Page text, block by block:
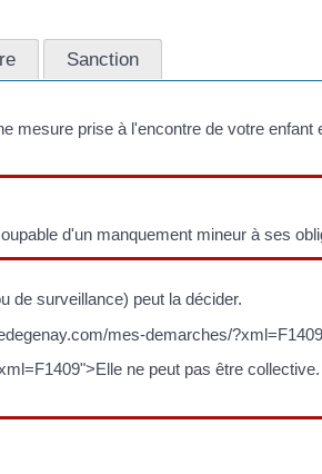
Sanction
mesure prise à l'encontre de votre
d'un manquement mineur à ses
de surveillance) peut la décider.
mes-demarches/
ne peut pas être